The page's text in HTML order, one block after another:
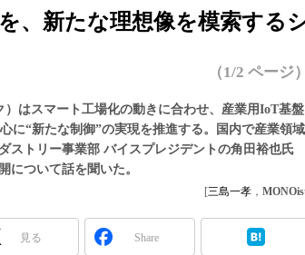
ジャパンモビリティショー
TECHNO-FRONTIER
EdgeTech+
日本ものづくりワールド
AUTOMOTIVE WORLD
組み込み画像技術
車載ソフト開発
ISO26262
無償設計ツール
デジタルツインとCAE
S＆OP
、新たな理想像を模索する
（1/2 ページ）
はスマート工場化の動きに合わせ、産業用IoT基盤
に“新たな制御”の実現を推進する。国内で産業領域
ストリー事業部 バイスプレジデントの角田裕也氏
について話を聞いた。
[三島一孝 ，
見る Share